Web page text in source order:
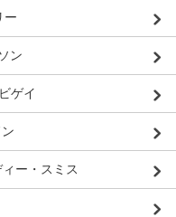
ー
ン
ゲイ
ー・スミス